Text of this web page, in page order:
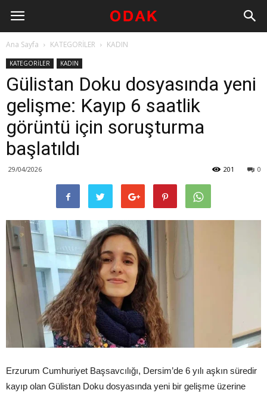
Ana Sayfa KATEGORİLER KADIN
KATEGORİLER KADIN
Gülistan Doku dosyasında yeni
gelişme: Kayıp 6 saatlik
görüntü için soruşturma
başlatıldı
29/04/2026 0
201
Erzurum Cumhuriyet Başsavcılığı, Dersim’de 6 yılı aşkın süredir
kayıp olan Gülistan Doku dosyasında yeni bir gelişme üzerine